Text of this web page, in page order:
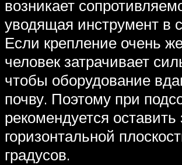
возникает
уводящая инструмент в
Если крепление очень
человек затрачивает
чтобы оборудование
почву. Поэтому при
рекомендуется оставить
горизонтальной
градусов.